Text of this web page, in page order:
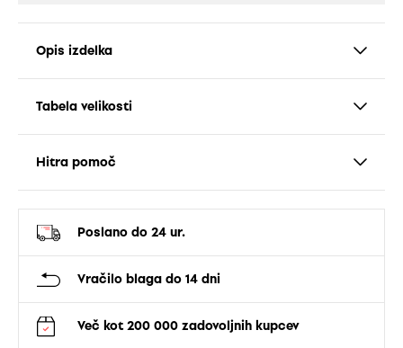
Poslano do 24 ur.
Vračilo blaga do 14 dni
Več kot 200 000 zadovoljnih kupcev
Opis izdelka
Tabela velikosti
Hitra pomoč